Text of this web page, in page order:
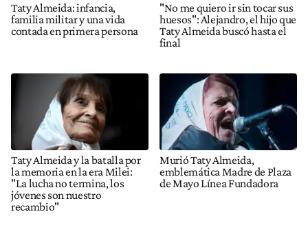
Taty Almeida: infancia,
familia militar y una vida
contada en primera persona
"No me quiero ir sin tocar sus
huesos": Alejandro, el hijo que
Taty Almeida buscó hasta el
final
Taty Almeida y la batalla por
la memoria en la era Milei:
"La lucha no termina, los
jóvenes son nuestro
recambio"
Murió Taty Almeida,
emblemática Madre de Plaza
de Mayo Línea Fundadora